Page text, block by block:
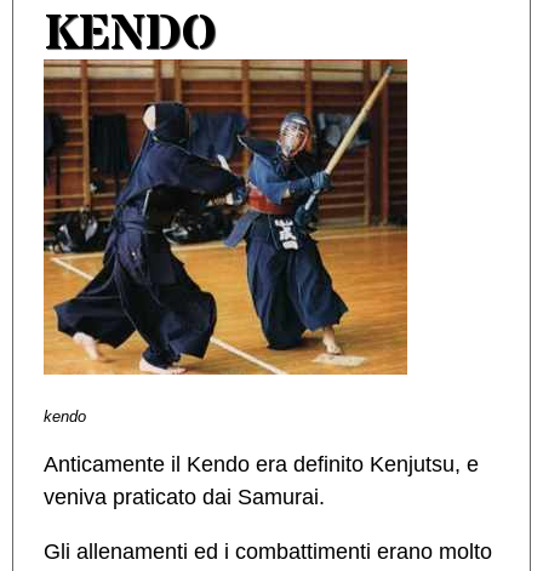
KENDO
kendo
Anticamente il Kendo era definito Kenjutsu, e
veniva praticato dai Samurai.
Gli allenamenti ed i combattimenti erano molto